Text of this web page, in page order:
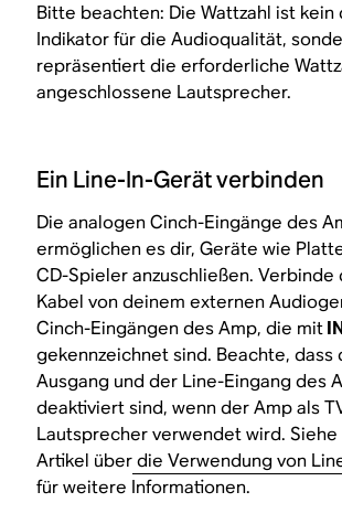
Bitte beachten: Die Wattzahl ist
Indikator für die Audioqualität,
repräsentiert die erforderliche
angeschlossene Lautsprecher.
Ein Line-In-Gerät verbinden
Die analogen Cinch-Eingänge des
ermöglichen es dir, Geräte wie
CD-Spieler anzuschließen. Verbinde
Kabel von deinem externen
Cinch-Eingängen des Amp, die mit
gekennzeichnet sind. Beachte, dass
Ausgang und der Line-Eingang des
deaktiviert sind, wenn der Amp als
Lautsprecher verwendet wird. Siehe
Artikel überdie Verwendung von
für weitere Informationen.